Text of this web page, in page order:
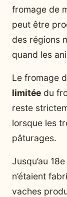
fromage de
peut être
des régions
quand les
Le fromage
limitée du
reste
lorsque les
pâturages.
Jusqu’au
n’étaient
vaches